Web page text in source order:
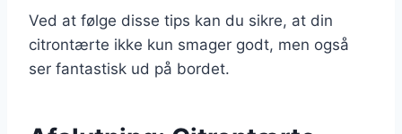
Ved at følge disse tips kan du sikre, at din
citrontærte ikke kun smager godt, men også
ser fantastisk ud på bordet.